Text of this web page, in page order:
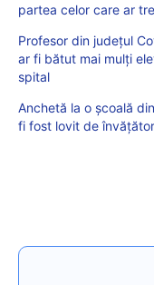
partea celor care ar
Profesor din județul
ar fi bătut mai mulți
spital
Anchetă la o școală
fi fost lovit de